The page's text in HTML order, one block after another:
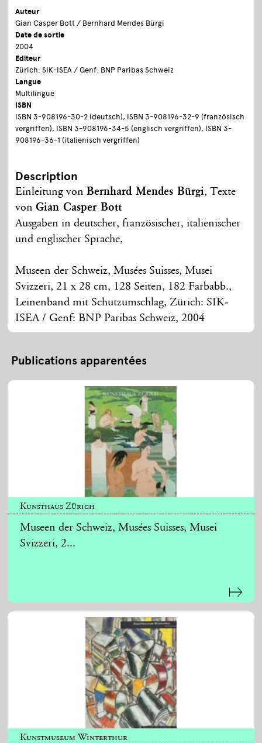
Auteur
Gian Casper Bott / Bernhard Mendes Bürgi
Date de sortie
2004
Editeur
Zürich: SIK-ISEA / Genf: BNP Paribas Schweiz
Langue
Multilingue
ISBN
ISBN 3-908196-30-2 (deutsch), ISBN 3-908196-32-9 (französisch
vergriffen), ISBN 3-908196-34-5 (englisch vergriffen), ISBN 3-
908196-36-1 (italienisch vergriffen)
Description
Einleitung vonBernhard Mendes Bürgi, Texte
vonGian Casper Bott
Ausgaben in deutscher, französischer, italienischer
und englischer Sprache,
Museen der Schweiz, Musées Suisses, Musei
Svizzeri, 21 x 28 cm, 128 Seiten, 182 Farbabb.,
Leinenband mit Schutzumschlag, Zürich: SIK-
ISEA / Genf: BNP Paribas Schweiz, 2004
Publications apparentées
Kunsthaus Zürich
Museen der Schweiz, Musées Suisses, Musei
Svizzeri, 2...
Kunstmuseum Winterthur